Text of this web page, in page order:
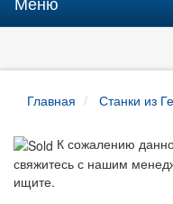
Главная Станки из
К сожалению
свяжитесь с нашим
ищите.